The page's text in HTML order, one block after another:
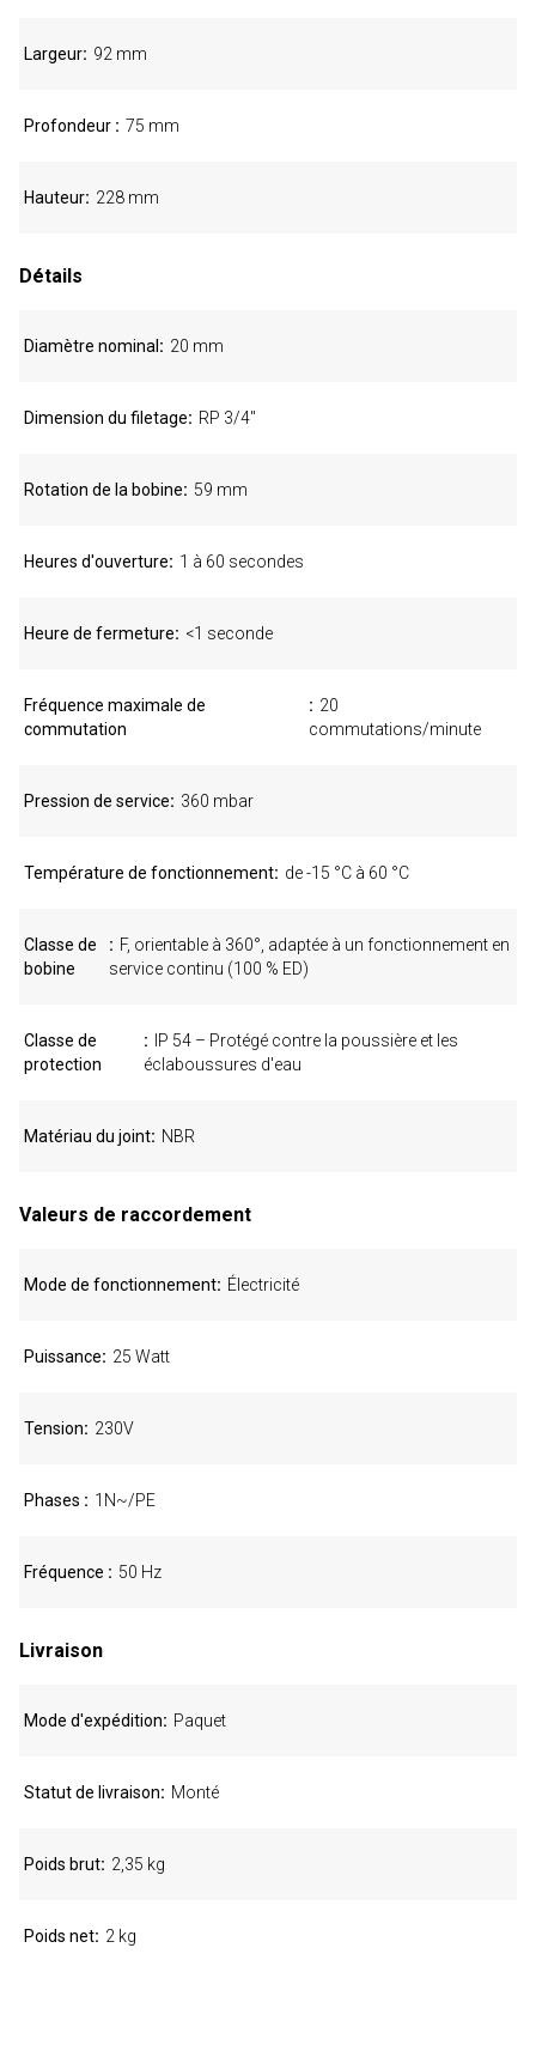
Largeur 92 mm
Profondeur 75 mm
Hauteur 228 mm
Détails
Diamètre nominal 20 mm
Dimension du filetage RP 3/4"
Rotation de la bobine 59 mm
Heures d'ouverture 1 à 60 secondes
Heure de fermeture <1 seconde
Fréquence maximale de
commutation
20
commutations/minute
Pression de service 360 mbar
Température de fonctionnement de -15 °C à 60 °C
Classe de
bobine
F, orientable à 360°, adaptée à un fonctionnement en
service continu (100 % ED)
Classe de
protection
IP 54 – Protégé contre la poussière et les
éclaboussures d'eau
Matériau du joint NBR
Valeurs de raccordement
Mode de fonctionnement Électricité
Puissance 25 Watt
Tension 230V
Phases 1N~/PE
Fréquence 50 Hz
Livraison
Mode d'expédition Paquet
Statut de livraison Monté
Poids brut 2,35 kg
Poids net 2 kg